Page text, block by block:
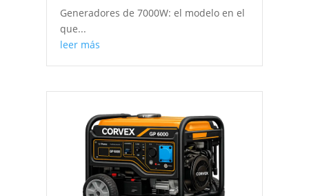
Generadores de 7000W: el modelo en el
que...
leer más